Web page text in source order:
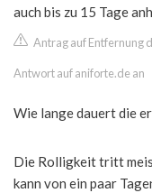
auch bis zu 15 Tage
Antrag auf Entfernung
Antwort auf aniforte.de an
Wie lange dauert die
Die Rolligkeit tritt
kann von ein paar